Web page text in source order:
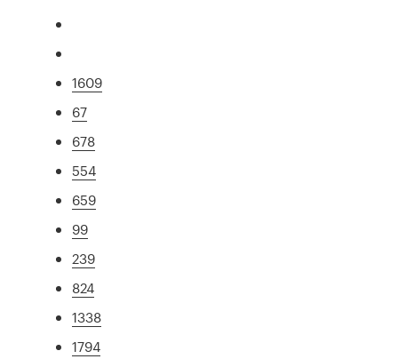
1609
67
678
554
659
99
239
824
1338
1794